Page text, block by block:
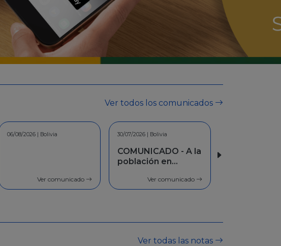
Ver todos los comunicados
30/07/2026 | Bolivia
Ver comunicado
30/06/2026 | Bolivia
INFORMACION -
Facilidades de
Ver comunicado
Ver todas las notas